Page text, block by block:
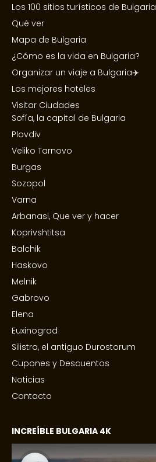
Los 100 sitios turísticos de Bulgaria
Qué ver
Mapa de Bulgaria
¿Cómo es la vida en Bulgaria?
Organizar un viaje a Bulgaria✈️
Los mejores hoteles
Visitar Ciudades
Sofía, la capital de Bulgaria
Plovdiv
Veliko Tarnovo
Burgas
Sozopol
Varna
Arbanasi, Que ver y hacer
Koprivshtitsa
Balchik
Haskovo
Melnik
Gabrovo
Elena
Euxinograd
Silistra, el antiguo Durostorum
Cupones y Descuentos
Noticias
Contacto
INCREÍBLE BULGARIA 4K